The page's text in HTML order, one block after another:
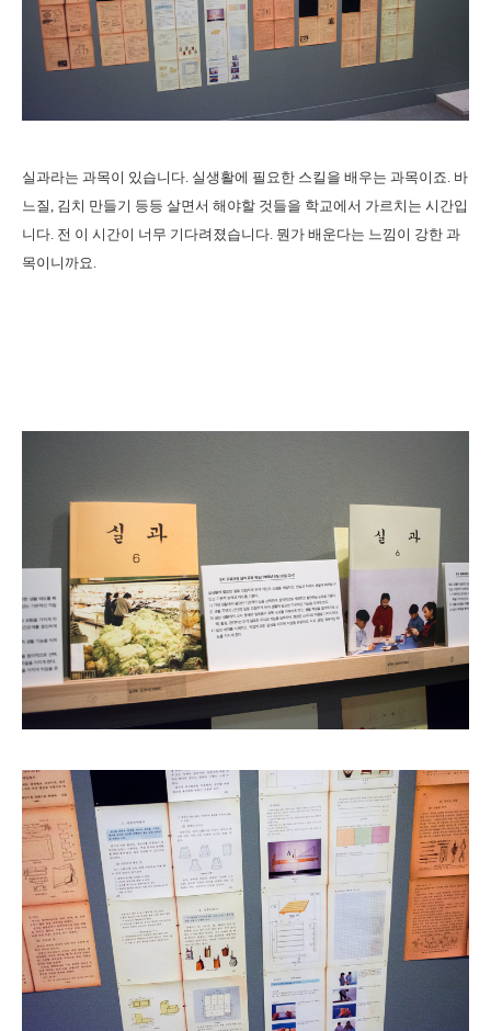
실과라는 과목이 있습니다. 실생활에 필요한 스킬을 배우는 과목이죠. 바
느질, 김치 만들기 등등 살면서 해야할 것들을 학교에서 가르치는 시간입
니다. 전 이 시간이 너무 기다려졌습니다. 뭔가 배운다는 느낌이 강한 과
목이니까요.